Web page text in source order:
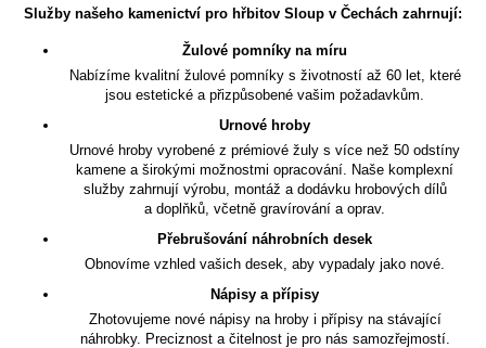
Služby našeho kamenictví pro hřbitov Sloup v Čechách zahrnují:
Žulové pomníky na míru
Nabízíme kvalitní žulové pomníky s životností až 60 let, které
jsou estetické a přizpůsobené vašim požadavkům.
Urnové hroby
Urnové hroby vyrobené z prémiové žuly s více než 50 odstíny
kamene a širokými možnostmi opracování. Naše komplexní
služby zahrnují výrobu, montáž a dodávku hrobových dílů
a doplňků, včetně gravírování a oprav.
Přebrušování náhrobních desek
Obnovíme vzhled vašich desek, aby vypadaly jako nové.
Nápisy a přípisy
Zhotovujeme nové nápisy na hroby i přípisy na stávající
náhrobky. Preciznost a čitelnost je pro nás samozřejmostí.